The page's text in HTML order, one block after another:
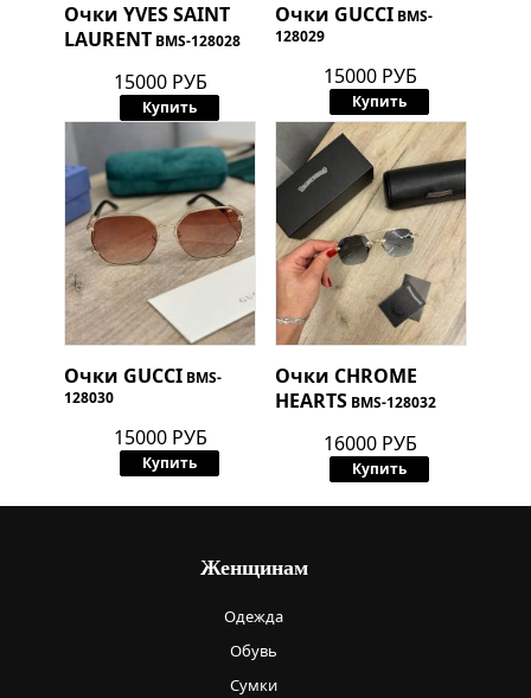
Очки YVES SAINT
LAURENT BMS-128028
15000 РУБ
Купить
Очки GUCCI BMS-
128029
15000 РУБ
Купить
Очки GUCCI BMS-
128030
15000 РУБ
Купить
Очки CHROME
HEARTS BMS-128032
16000 РУБ
Купить
Женщинам
Одежда
Обувь
Сумки